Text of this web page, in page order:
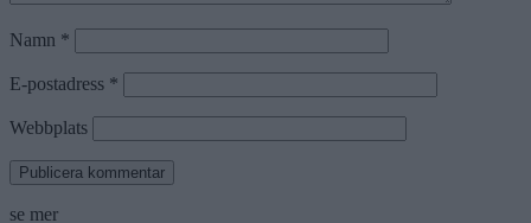
Namn *
E-postadress *
Webbplats
se mer